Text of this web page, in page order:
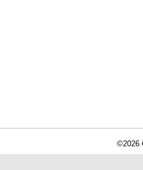
©2026